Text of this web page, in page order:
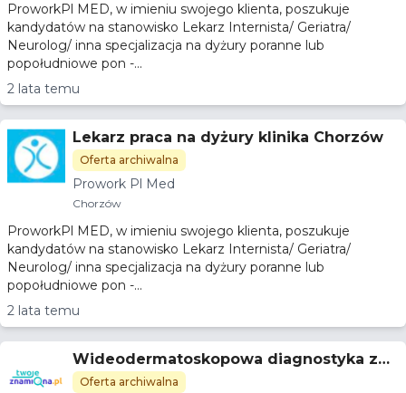
ProworkPl MED, w imieniu swojego klienta, poszukuje
kandydatów na stanowisko Lekarz Internista/ Geriatra/
Neurolog/ inna specjalizacja na dyżury poranne lub
popołudniowe pon -...
2 lata temu
Lekarz praca na dyżury klinika Chorzów
Oferta archiwalna
Prowork Pl Med
Chorzów
ProworkPl MED, w imieniu swojego klienta, poszukuje
kandydatów na stanowisko Lekarz Internista/ Geriatra/
Neurolog/ inna specjalizacja na dyżury poranne lub
popołudniowe pon -...
2 lata temu
Wideodermatoskopowa diagnostyka zmi
an skórnych
Oferta archiwalna